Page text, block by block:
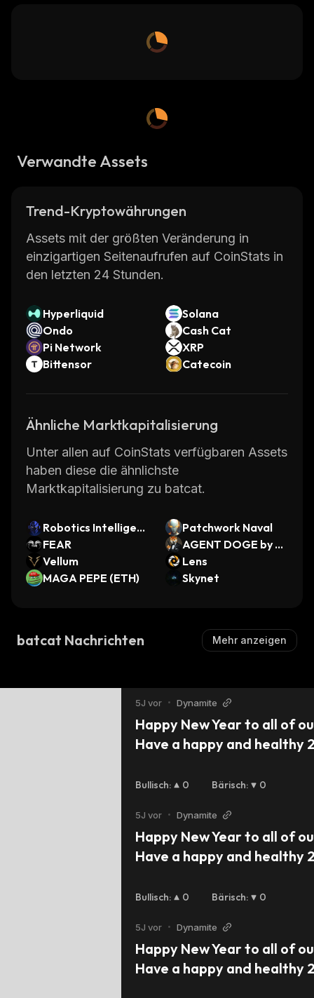
Verwandte Assets
Trend-Kryptowährungen
Assets mit der größten Veränderung in
einzigartigen Seitenaufrufen auf CoinStats in
den letzten 24 Stunden.
Hyperliquid
Solana
Ondo
Cash Cat
Pi Network
XRP
Bittensor
Catecoin
Ähnliche Marktkapitalisierung
Unter allen auf CoinStats verfügbaren Assets
haben diese die ähnlichste
Marktkapitalisierung zu batcat.
Robotics Intelligenc
e
Patchwork Naval
FEAR
AGENT DOGE by Vi
rtuals
Vellum
Lens
MAGA PEPE (ETH)
Skynet
batcat Nachrichten Mehr anzeigen
5J vor • Dynamite
Happy New Year to all of
Have a happy and healthy
this year. #dynmt $dynmt
Bullisch: 0 Bärisch: 0
5J vor • Dynamite
Happy New Year to all of
Have a happy and healthy
this year. #dynmt $dynmt
Bullisch: 0 Bärisch: 0
5J vor • Dynamite
Happy New Year to all of
Have a happy and healthy